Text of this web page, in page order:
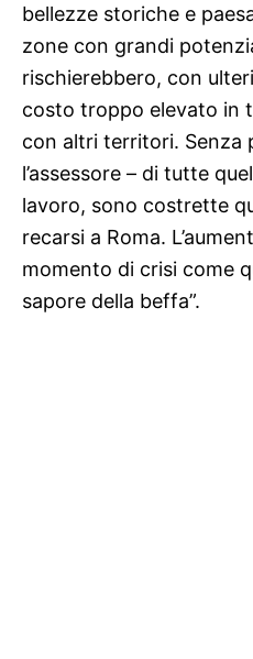
bellezze storiche e
zone con grandi
rischierebbero, con
costo troppo elevato in
con altri territori. Senza
l’assessore – di tutte
lavoro, sono costrette
recarsi a Roma.
momento di crisi come
sapore della beffa”.